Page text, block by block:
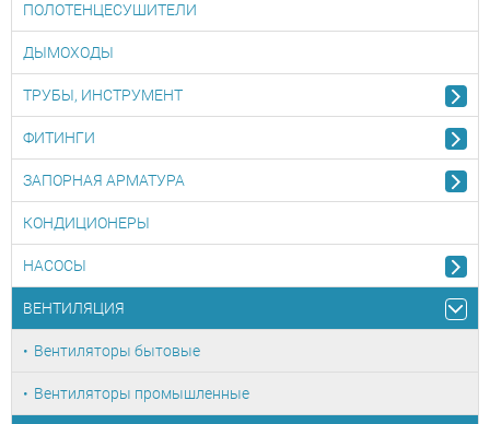
ПОЛОТЕНЦЕСУШИТЕЛИ
ДЫМОХОДЫ
ТРУБЫ, ИНСТРУМЕНТ
ФИТИНГИ
ЗАПОРНАЯ АРМАТУРА
КОНДИЦИОНЕРЫ
НАСОСЫ
ВЕНТИЛЯЦИЯ
Вентиляторы бытовые
Вентиляторы промышленные